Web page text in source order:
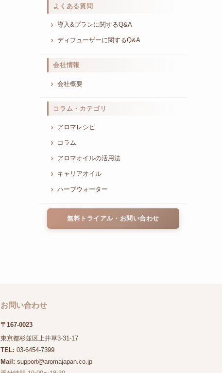
よくある質問
導入&プランに関するQ&A
ディフューザーに関するQ&A
会社情報
会社概要
コラム・カテゴリ
アロマレシピ
コラム
アロマオイルの活用法
キャリアオイル
ハーブウォーター
無料トライアル・お問い合わせ
お問い合わせ
〒167-0023
東京都杉並区上井草3-31-17
TEL: 03-6454-7399
Mail: support@aromajapan.co.jp